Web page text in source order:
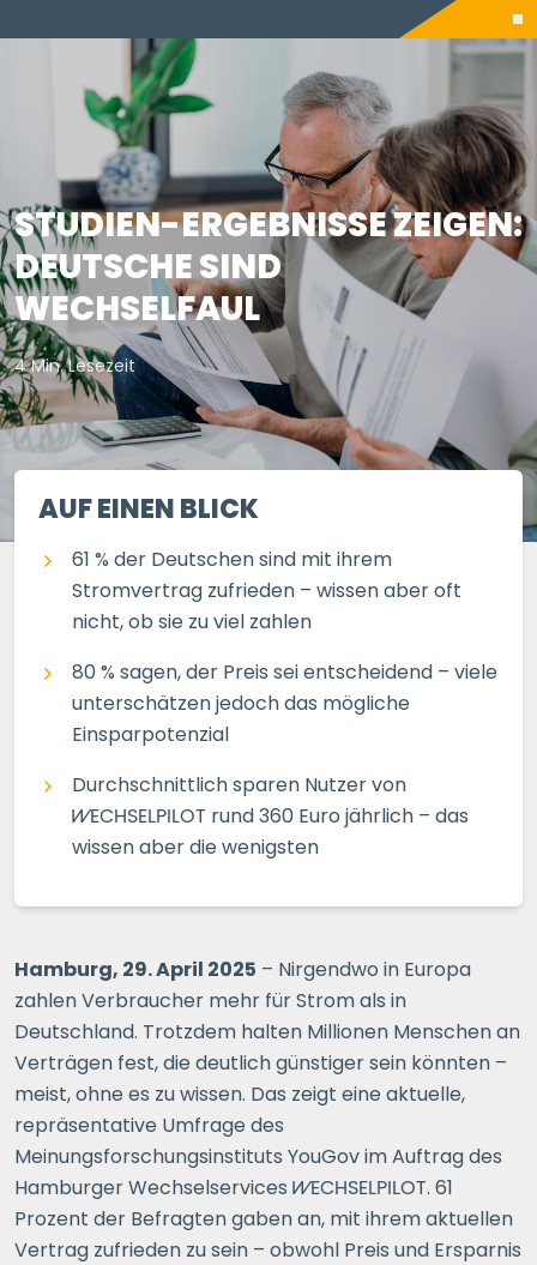
STUDIEN-ERGEBNISSE ZEIGEN:
DEUTSCHE SIND
WECHSELFAUL
4 Min. Lesezeit
AUF EINEN BLICK
61 % der Deutschen sind mit ihrem
Stromvertrag zufrieden – wissen aber oft
nicht, ob sie zu viel zahlen
80 % sagen, der Preis sei entscheidend – viele
unterschätzen jedoch das mögliche
Einsparpotenzial
Durchschnittlich sparen Nutzer von
WECHSELPILOT rund 360 Euro jährlich – das
wissen aber die wenigsten
Hamburg, 29. April 2025 – Nirgendwo in Europa
zahlen Verbraucher mehr für Strom als in
Deutschland. Trotzdem halten Millionen Menschen an
Verträgen fest, die deutlich günstiger sein könnten –
meist, ohne es zu wissen. Das zeigt eine aktuelle,
repräsentative Umfrage des
Meinungsforschungsinstituts YouGov im Auftrag des
Hamburger Wechselservices WECHSELPILOT. 61
Prozent der Befragten gaben an, mit ihrem aktuellen
Vertrag zufrieden zu sein – obwohl Preis und Ersparnis